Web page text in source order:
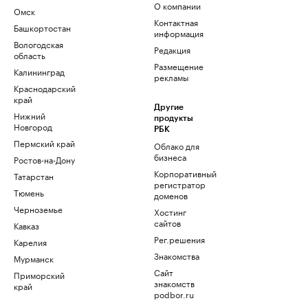
Омск
Башкортостан
Вологодская
область
Калининград
Краснодарский
край
Нижний
Новгород
Пермский край
Ростов-на-Дону
Татарстан
Тюмень
Черноземье
Кавказ
Карелия
Мурманск
Приморский
край
О компании
Контактная
информация
Редакция
Размещение
рекламы
Другие
продукты
РБК
Облако для
бизнеса
Корпоративный
регистратор
доменов
Хостинг
сайтов
Рег.решения
Знакомства
Сайт
знакомств
podbor.ru